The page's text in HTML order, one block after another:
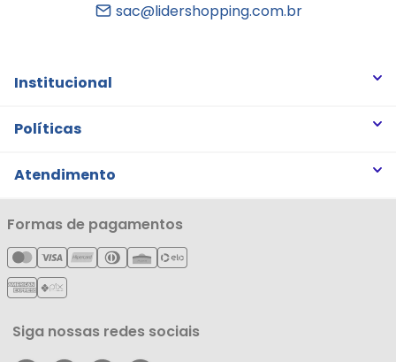
sac@lidershopping.com.br
Institucional
Quem somos
Notícias
Cartão Líderzan
Políticas
Trocas e Devoluções
Política de Privacidade
Política de Entrega
Política de Reembolso
Atendimento
Minha Conta
Meus Pedidos
Meus Favoritos
Central de Atendimento
Formas de pagamentos
Siga nossas redes sociais